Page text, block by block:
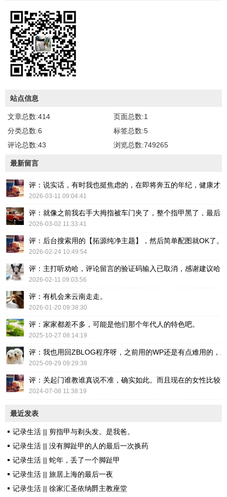
站点信息
文章总数:414
页面总数:1
分类总数:6
标签总数:5
评论总数:43
浏览总数:749265
最新留言
评：说实话，有时我也挺焦虑的，在即将奔五的年纪，健康才
2026-03-11 09:04:41
评：就像之前我右手大拇指被车门夹了，整个指甲黑了，最后
2026-03-02 11:33:41
评：后台搜索用的【拓源纯净主题】，然后简单配图就OK了。
2026-02-24 10:49:54
评：主打听劝哈，评论留言的验证码输入已取消，感谢建议哈！
2026-02-11 09:03:56
评：有机会来云南走走。
2026-01-20 09:38:30
评：家家都差不多，可能是他们那个年代人的特色吧。
2025-10-27 08:14:19
评：我也用回ZBLOG程序呀，之前用的WP还是有点难用的，
2025-09-29 09:29:38
评：关起门谁教谁真说不准，确实如此。而且现在的女性比较
2024-07-08 11:38:19
最近发表
记录生活 || 剪指甲与剃头发。是我爸。
记录生活 || 没有脚趾甲的人的最后一次换药
记录生活 || 蛇年，丢了一个脚趾甲
记录生活 || 旅居上海的最后一夜
记录生活 || 徐家汇圣依纳爵主教座堂